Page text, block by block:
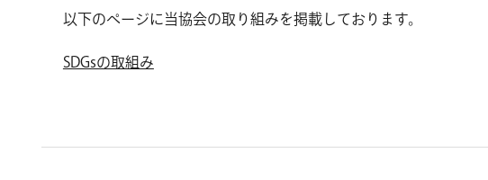
以下のページに当協会の取り組みを掲載しております。
SDGsの取組み